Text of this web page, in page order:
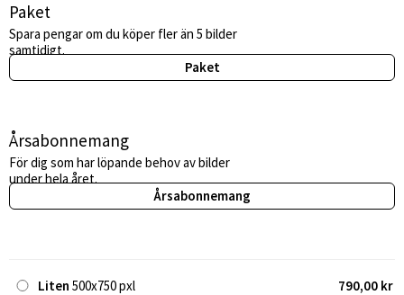
Paket
Spara pengar om du köper fler än 5 bilder
samtidigt.
Paket
Årsabonnemang
För dig som har löpande behov av bilder
under hela året.
Årsabonnemang
Liten 500x750 pxl 790,00 kr